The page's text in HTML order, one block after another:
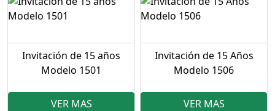
Invitación de 15 años
Modelo 1501
VER MAS
Invitación de 15 Años
Modelo 1506
VER MAS